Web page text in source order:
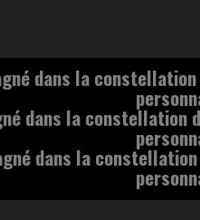
dans la
dans la
dans la